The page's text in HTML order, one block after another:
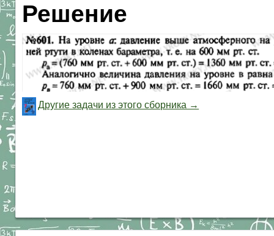
Решение
Другие задачи из этого сборника →